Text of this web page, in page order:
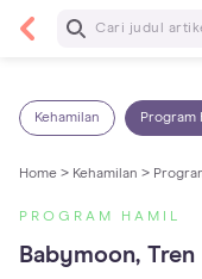
Baca
Kehamilan Program
Home > Kehamilan >
PROGRAM HAMIL
Babymoon,